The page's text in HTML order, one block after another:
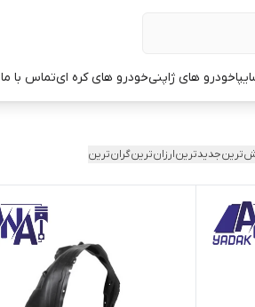
خودرو های ژاپنیخودرو های کره ایتماس با ما
جدیدترینارزان‌ترینگران‌ترین